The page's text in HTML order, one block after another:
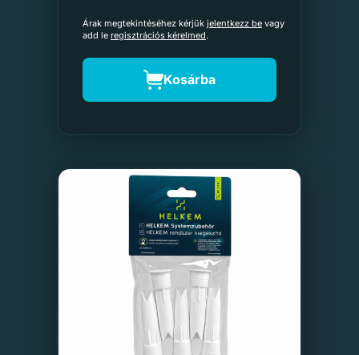
Árak megtekintéséhez kérjük jelentkezz be vagy
add le regisztrációs kérelmed.
Kosárba